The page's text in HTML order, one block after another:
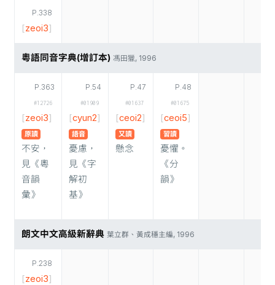
P.338
[zeoi3]
粵語同音字典(增訂本) 馮田獵, 1996
P.363
#12726
[zeoi3]
原讀
不安，
見《粵
音韻
彙》
P.54
#01909
[cyun2]
語音
憂慮，
見《字
解初
基》
P.47
#01637
[ceoi2]
又讀
懸念
P.48
#01675
[ceoi5]
習讀
憂懼。
《分
韻》
朗文中文高級新辭典 葉立群、黃成穩主編, 1996
P.238
[zeoi3]